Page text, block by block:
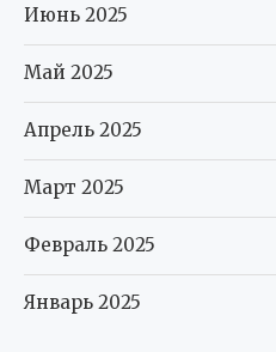
Июнь 2025
Май 2025
Апрель 2025
Март 2025
Февраль 2025
Январь 2025